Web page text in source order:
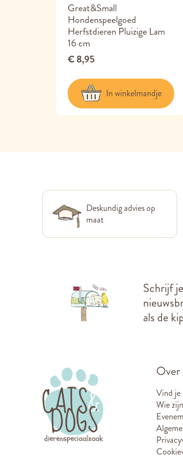
Great&Small
Hondenspeelgoed
Herfstdieren Pluizige Lam
16 cm
€ 8,95
In winkelmandje
Deskundig advies op
maat
Schrijf
als de
Over
Vind je
Wie